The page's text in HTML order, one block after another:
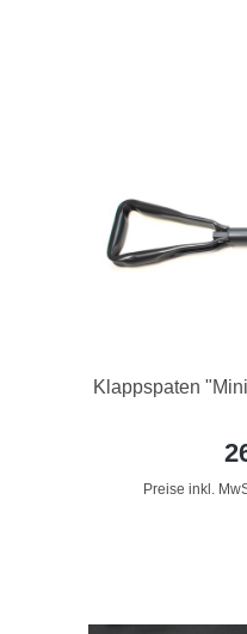
Klappspaten
Preise inkl.